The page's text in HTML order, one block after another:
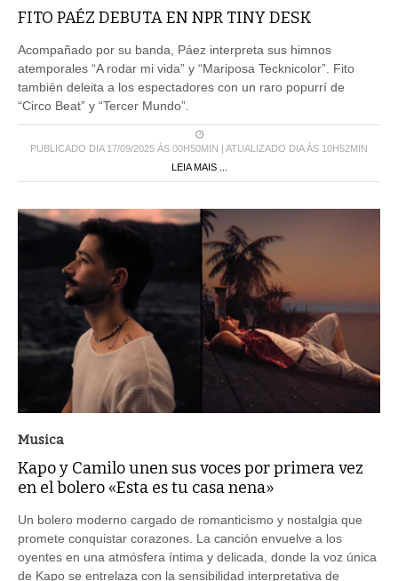
FITO PAÉZ DEBUTA EN NPR TINY DESK
Acompañado por su banda, Páez interpreta sus himnos
atemporales “A rodar mi vida” y “Mariposa Tecknicolor”. Fito
también deleita a los espectadores con un raro popurrí de
“Circo Beat” y “Tercer Mundo”.
PUBLICADO DIA 17/09/2025 ÀS 00H50MIN | ATUALIZADO DIA ÀS 10H52MIN
LEIA MAIS ...
Musica
Kapo y Camilo unen sus voces por primera vez
en el bolero «Esta es tu casa nena»
Un bolero moderno cargado de romanticismo y nostalgia que
promete conquistar corazones. La canción envuelve a los
oyentes en una atmósfera íntima y delicada, donde la voz única
de Kapo se entrelaza con la sensibilidad interpretativa de